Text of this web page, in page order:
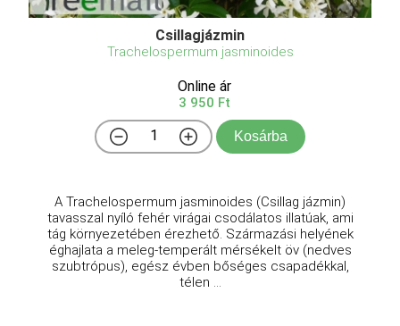
Csillagjázmin
Trachelospermum jasminoides
Online ár
3 950 Ft
Kosárba
A Trachelospermum jasminoides (Csillag jázmin)
tavasszal nyíló fehér virágai csodálatos illatúak, ami
tág környezetében érezhető. Származási helyének
éghajlata a meleg-temperált mérsékelt öv (nedves
szubtrópus), egész évben bőséges csapadékkal,
télen ...